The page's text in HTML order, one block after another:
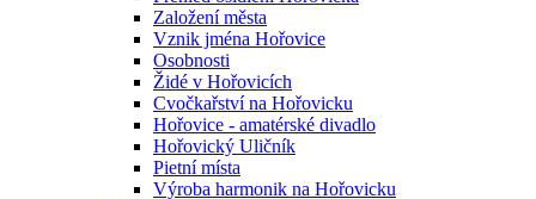
Založení města
Vznik jména Hořovice
Osobnosti
Židé v Hořovicích
Cvočkařství na Hořovicku
Hořovice - amatérské divadlo
Hořovický Uličník
Pietní místa
Výroba harmonik na Hořovicku